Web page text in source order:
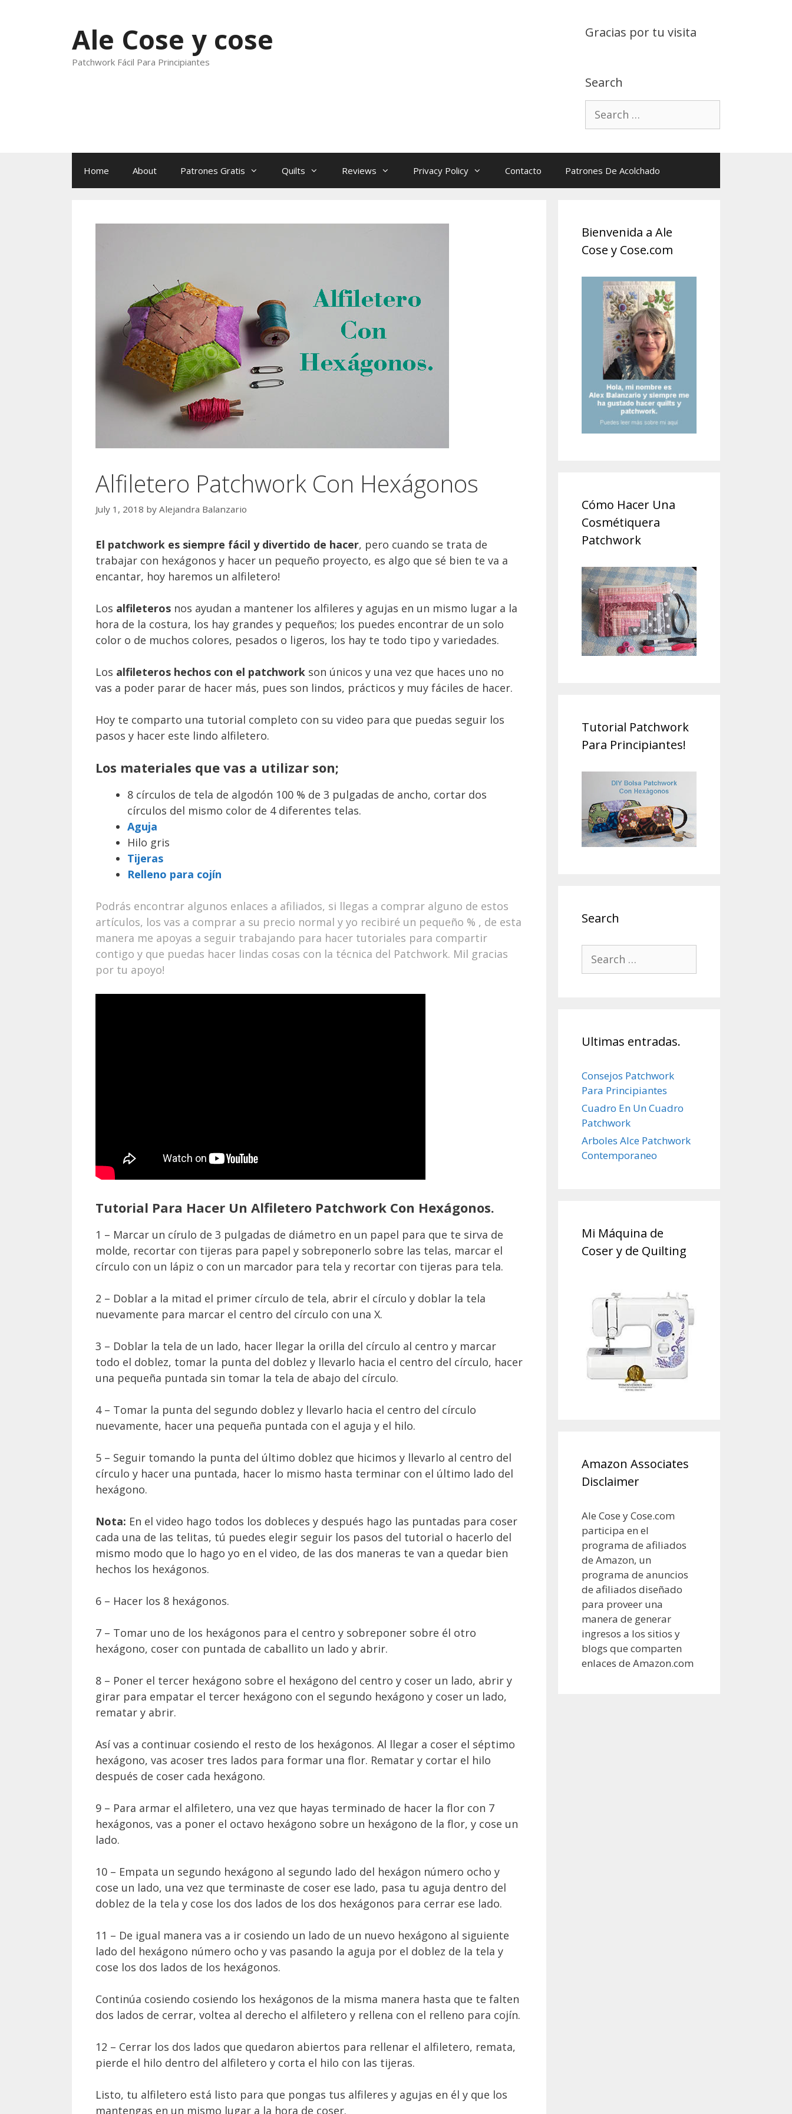
Gracias por tu visita
Search
Search
for:
Ale Cose y cose
Patchwork Fácil Para Principiantes
Home About Patrones Gratis Quilts Reviews Privacy Policy Contacto Patrones De Acolchado
Alfiletero Patchwork Con Hexágonos
July 1, 2018 by Alejandra Balanzario
El patchwork es siempre fácil y divertido de hacer, pero cuando se trata de
trabajar con hexágonos y hacer un pequeño proyecto, es algo que sé bien te va a
encantar, hoy haremos un alfiletero!
Los alfileteros nos ayudan a mantener los alfileres y agujas en un mismo lugar a la
hora de la costura, los hay grandes y pequeños; los puedes encontrar de un solo
color o de muchos colores, pesados o ligeros, los hay te todo tipo y variedades.
Los alfileteros hechos con el patchwork son únicos y una vez que haces uno no
vas a poder parar de hacer más, pues son lindos, prácticos y muy fáciles de hacer.
Hoy te comparto una tutorial completo con su video para que puedas seguir los
pasos y hacer este lindo alfiletero.
Los materiales que vas a utilizar son;
8 círculos de tela de algodón 100 % de 3 pulgadas de ancho, cortar dos
círculos del mismo color de 4 diferentes telas.
Aguja
Hilo gris
Tijeras
Relleno para cojín
Podrás encontrar algunos enlaces a afiliados, si llegas a comprar alguno de estos
artículos, los vas a comprar a su precio normal y yo recibiré un pequeño % , de esta
manera me apoyas a seguir trabajando para hacer tutoriales para compartir
contigo y que puedas hacer lindas cosas con la técnica del Patchwork. Mil gracias
por tu apoyo!
Tutorial Para Hacer Un Alfiletero Patchwork Con Hexágonos.
1 – Marcar un círulo de 3 pulgadas de diámetro en un papel para que te sirva de
molde, recortar con tijeras para papel y sobreponerlo sobre las telas, marcar el
círculo con un lápiz o con un marcador para tela y recortar con tijeras para tela.
2 – Doblar a la mitad el primer círculo de tela, abrir el círculo y doblar la tela
nuevamente para marcar el centro del círculo con una X.
3 – Doblar la tela de un lado, hacer llegar la orilla del círculo al centro y marcar
todo el doblez, tomar la punta del doblez y llevarlo hacia el centro del círculo, hacer
una pequeña puntada sin tomar la tela de abajo del círculo.
4 – Tomar la punta del segundo doblez y llevarlo hacia el centro del círculo
nuevamente, hacer una pequeña puntada con el aguja y el hilo.
5 – Seguir tomando la punta del último doblez que hicimos y llevarlo al centro del
círculo y hacer una puntada, hacer lo mismo hasta terminar con el último lado del
hexágono.
Nota: En el video hago todos los dobleces y después hago las puntadas para coser
cada una de las telitas, tú puedes elegir seguir los pasos del tutorial o hacerlo del
mismo modo que lo hago yo en el video, de las dos maneras te van a quedar bien
hechos los hexágonos.
6 – Hacer los 8 hexágonos.
7 – Tomar uno de los hexágonos para el centro y sobreponer sobre él otro
hexágono, coser con puntada de caballito un lado y abrir.
8 – Poner el tercer hexágono sobre el hexágono del centro y coser un lado, abrir y
girar para empatar el tercer hexágono con el segundo hexágono y coser un lado,
rematar y abrir.
Así vas a continuar cosiendo el resto de los hexágonos. Al llegar a coser el séptimo
hexágono, vas acoser tres lados para formar una flor. Rematar y cortar el hilo
después de coser cada hexágono.
9 – Para armar el alfiletero, una vez que hayas terminado de hacer la flor con 7
hexágonos, vas a poner el octavo hexágono sobre un hexágono de la flor, y cose un
lado.
10 – Empata un segundo hexágono al segundo lado del hexágon número ocho y
cose un lado, una vez que terminaste de coser ese lado, pasa tu aguja dentro del
doblez de la tela y cose los dos lados de los dos hexágonos para cerrar ese lado.
11 – De igual manera vas a ir cosiendo un lado de un nuevo hexágono al siguiente
lado del hexágono número ocho y vas pasando la aguja por el doblez de la tela y
cose los dos lados de los hexágonos.
Continúa cosiendo cosiendo los hexágonos de la misma manera hasta que te falten
dos lados de cerrar, voltea al derecho el alfiletero y rellena con el relleno para cojín.
12 – Cerrar los dos lados que quedaron abiertos para rellenar el alfiletero, remata,
pierde el hilo dentro del alfiletero y corta el hilo con las tijeras.
Listo, tu alfiletero está listo para que pongas tus alfileres y agujas en él y que los
mantengas en un mismo lugar a la hora de coser.
Bienvenida a Ale
Cose y Cose.com
Cómo Hacer Una
Cosmétiquera
Patchwork
Tutorial Patchwork
Para Principiantes!
Search
for:
Ultimas entradas.
Consejos Patchwork
Para Principiantes
Cuadro En Un Cuadro
Patchwork
Arboles Alce Patchwork
Contemporaneo
Mi Máquina de
Coser y de Quilting
Amazon Associates
Disclaimer
Ale Cose y Cose.com
participa en el
programa de afiliados
de Amazon, un
programa de anuncios
de afiliados diseñado
para proveer una
manera de generar
ingresos a los sitios y
blogs que comparten
enlaces de Amazon.com